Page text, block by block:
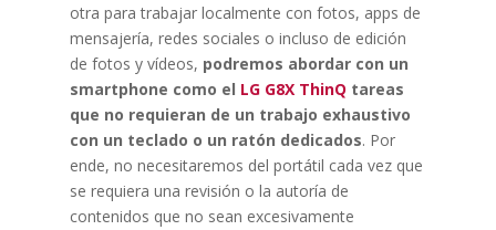
otra para trabajar localmente con fotos, apps de
mensajería, redes sociales o incluso de edición
de fotos y vídeos, podremos abordar con un
smartphone como el LG G8X ThinQ tareas
que no requieran de un trabajo exhaustivo
con un teclado o un ratón dedicados. Por
ende, no necesitaremos del portátil cada vez que
se requiera una revisión o la autoría de
contenidos que no sean excesivamente